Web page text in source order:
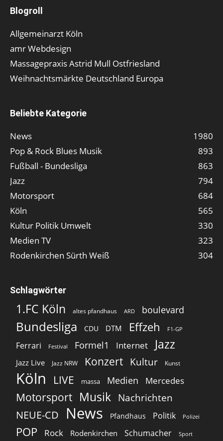
Blogroll
Allgemeinarzt Köln
amr Webdesign
Massagepraxis Astrid Mull Ostfriesland
Weihnachtsmärkte Deutschland Europa
Beliebte Kategorie
News
1980
Pop & Rock Blues Musik
893
Fußball - Bundesliga
863
Jazz
794
Motorsport
684
Köln
565
Kultur Politik Umwelt
330
Medien TV
323
Rodenkirchen Sürth Weiß
304
Schlagwörter
1.FC Köln altes pfandhaus ARD boulevard
Bundesliga CDU DTM Effzeh F1-GP
Ferrari Festival Formel1 Internet Jazz
Jazz Live Jazz NRW Konzert Kultur Kunst
Köln LIVE massa Medien Mercedes
Motorsport Musik Nachrichten
NEUE-CD
News Pfandhaus Politik Polizei
POP Rock Rodenkirchen Schumacher Sport